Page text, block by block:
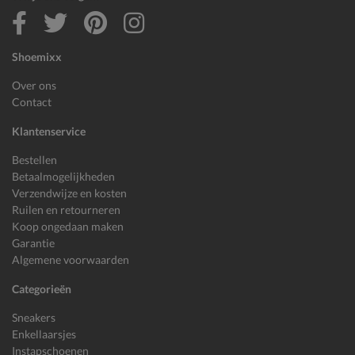
Shoemixx
Over ons
Contact
Klantenservice
Bestellen
Betaalmogelijkheden
Verzendwijze en kosten
Ruilen en retourneren
Koop ongedaan maken
Garantie
Algemene voorwaarden
Categorieën
Sneakers
Enkellaarsjes
Instapschoenen